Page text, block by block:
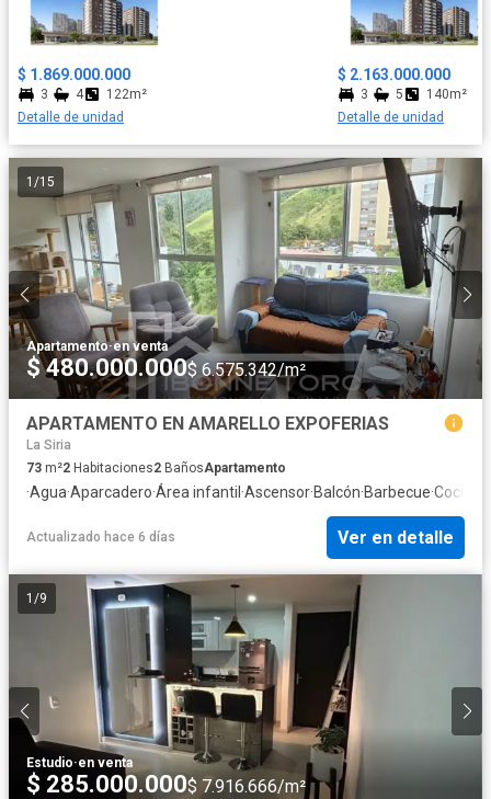
catastrales o competentes sobre la materia. Las imágenes
utilizadas en la presentación del proyecto son representaciones
digitales que pueden variar en la percepción y construcción final.
El estrato socioeconómico provisional del proyecto es 5, el cual
podrá estar sujeto a modificación por las autoridades
• 92 apartamentos • 2 tipologías
$ 1.869.000.000
3 4
122m²
Detalle de unidad
$ 2.163.000.000
3 5
140m²
Detalle de unidad
1 /15
Apartamento·en venta
$ 480.000.000$ 6.575.342/m²
APARTAMENTO EN AMARELLO EXPOFERIAS
La Siria
73 m²2 Habitaciones2 BañosApartamento
·Agua·Aparcadero·Área infantil ·Ascensor·Balcón·Barbecue·Cocina
Actualizado hace 6 días Ver en detalle
1 /9
Estudio·en venta
$ 285.000.000$ 7.916.666/m²